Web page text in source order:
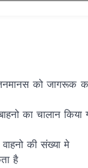
को जागरूक
का चालान
की संख्या मे
है